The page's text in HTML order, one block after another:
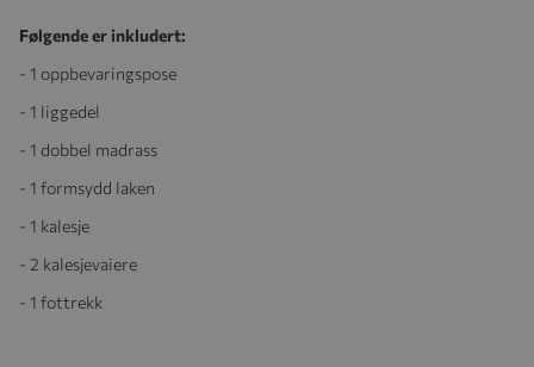
Følgende er inkludert:
- 1 oppbevaringspose
- 1 liggedel
- 1 dobbel madrass
- 1 formsydd laken
- 1 kalesje
- 2 kalesjevaiere
- 1 fottrekk